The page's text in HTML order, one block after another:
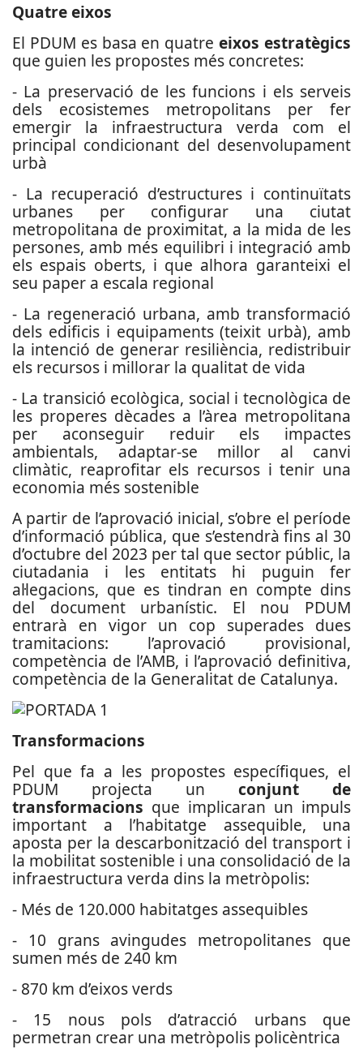
Quatre eixos
El PDUM es basa en quatreeixos estratègics
que guien les propostes més concretes:
- La preservació de les funcions i els serveis
dels ecosistemes metropolitans per fer
emergir la infraestructura verda com el
principal condicionant del desenvolupament
urbà
- La recuperació d’estructures i continuïtats
urbanes per configurar una ciutat
metropolitana de proximitat, a la mida de les
persones, amb més equilibri i integració amb
els espais oberts, i que alhora garanteixi el
seu paper a escala regional
- La regeneració urbana, amb transformació
dels edificis i equipaments (teixit urbà), amb
la intenció de generar resiliència, redistribuir
els recursos i millorar la qualitat de vida
- La transició ecològica, social i tecnològica de
les properes dècades a l’àrea metropolitana
per aconseguir reduir els impactes
ambientals, adaptar-se millor al canvi
climàtic, reaprofitar els recursos i tenir una
economia més sostenible
A partir de l’aprovació inicial, s’obre el període
d’informació pública, que s’estendrà fins al 30
d’octubre del 2023 per tal que sector públic, la
ciutadania i les entitats hi puguin fer
al·legacions, que es tindran en compte dins
del document urbanístic. El nou PDUM
entrarà en vigor un cop superades dues
tramitacions: l’aprovació provisional,
competència de l’AMB, i l’aprovació definitiva,
competència de la Generalitat de Catalunya.
Transformacions
Pel que fa a les propostes específiques, el
PDUM projecta un conjunt de
transformacions que implicaran un impuls
important a l’habitatge assequible, una
aposta per la descarbonització del transport i
la mobilitat sostenible i una consolidació de la
infraestructura verda dins la metròpolis:
- Més de 120.000 habitatges assequibles
- 10 grans avingudes metropolitanes que
sumen més de 240 km
- 870 km d’eixos verds
- 15 nous pols d’atracció urbans que
permetran crear una metròpolis policèntrica